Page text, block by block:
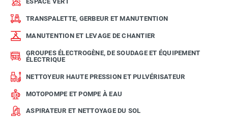
TRANSPALETTE, GERBEUR ET MANUTENTION
MANUTENTION ET LEVAGE DE CHANTIER
GROUPES ÉLECTROGÈNE, DE SOUDAGE ET ÉQUIPEMENT
ÉLECTRIQUE
NETTOYEUR HAUTE PRESSION ET PULVÉRISATEUR
MOTOPOMPE ET POMPE À EAU
ASPIRATEUR ET NETTOYAGE DU SOL